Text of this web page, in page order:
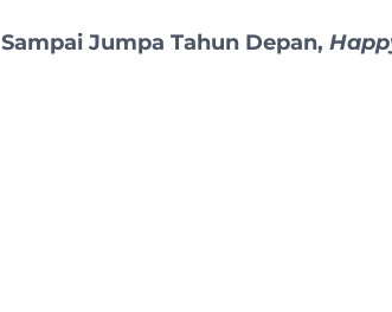
Sampai Jumpa Tahun Depan,